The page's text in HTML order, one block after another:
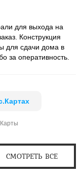
для выхода на
Конструкция
для сдачи дома в
за оперативность.
СМОТРЕТЬ ВСЕ